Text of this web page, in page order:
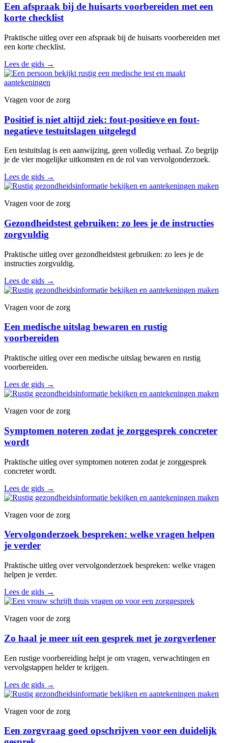
Een afspraak bij de huisarts voorbereiden met een
korte checklist
Praktische uitleg over een afspraak bij de huisarts voorbereiden met
een korte checklist.
Lees de gids →
Vragen voor de zorg
Positief is niet altijd ziek: fout-positieve en fout-
negatieve testuitslagen uitgelegd
Een testuitslag is een aanwijzing, geen volledig verhaal. Zo begrijp
je de vier mogelijke uitkomsten en de rol van vervolgonderzoek.
Lees de gids →
Vragen voor de zorg
Gezondheidstest gebruiken: zo lees je de instructies
zorgvuldig
Praktische uitleg over gezondheidstest gebruiken: zo lees je de
instructies zorgvuldig.
Lees de gids →
Vragen voor de zorg
Een medische uitslag bewaren en rustig
voorbereiden
Praktische uitleg over een medische uitslag bewaren en rustig
voorbereiden.
Lees de gids →
Vragen voor de zorg
Symptomen noteren zodat je zorggesprek concreter
wordt
Praktische uitleg over symptomen noteren zodat je zorggesprek
concreter wordt.
Lees de gids →
Vragen voor de zorg
Vervolgonderzoek bespreken: welke vragen helpen
je verder
Praktische uitleg over vervolgonderzoek bespreken: welke vragen
helpen je verder.
Lees de gids →
Vragen voor de zorg
Zo haal je meer uit een gesprek met je zorgverlener
Een rustige voorbereiding helpt je om vragen, verwachtingen en
vervolgstappen helder te krijgen.
Lees de gids →
Vragen voor de zorg
Een zorgvraag goed opschrijven voor een duidelijk